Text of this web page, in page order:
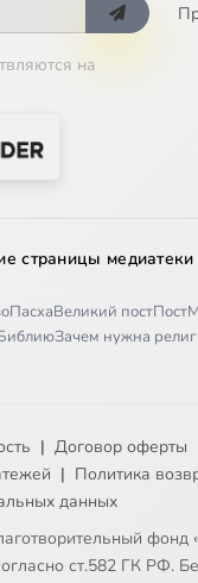
на
страницы медиатеки
ПасхаВеликий постПост
Зачем нужна
| Договор оферты
| Политика
данных
ст.582 ГК РФ.